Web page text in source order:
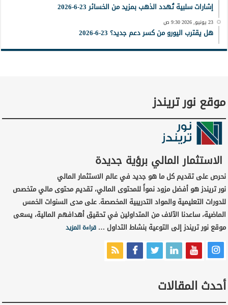
إشارات سلبية تُهدد الذهب بمزيد من الخسائر 23-6-2026
23 يونيو, 2026 9:30 ص
هل يقترب اليورو من كسر دعم جديد؟ 23-6-2026
موقع نور تريندز
الاستثمار المالي برؤية جديدة
نحرص على تقديم كل ما هو جديد في عالم الاستثمار المالي
نور تريندز هو أفضل مزود نمواً للمحتوى المالي، تقديم محتوى مالي متخصص
للدورات التعليمية والمواد التدريبية المخصصة. على مدى السنوات الخمس
الماضية، ساعدنا الآلاف من المتداولين في تحقيق أهدافهم المالية، يسعى
موقع نور تريندز إلى التوعية بنشاط التداول …قراءة المزيد
أحدث المقالات